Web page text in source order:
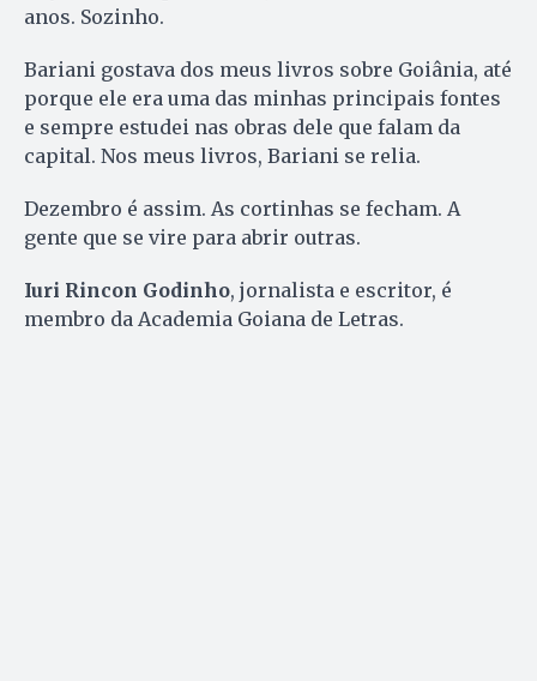
anos. Sozinho.
Bariani gostava dos meus livros sobre Goiânia, até
porque ele era uma das minhas principais fontes
e sempre estudei nas obras dele que falam da
capital. Nos meus livros, Bariani se relia.
Dezembro é assim. As cortinhas se fecham. A
gente que se vire para abrir outras.
Iuri Rincon Godinho, jornalista e escritor, é
membro da Academia Goiana de Letras.